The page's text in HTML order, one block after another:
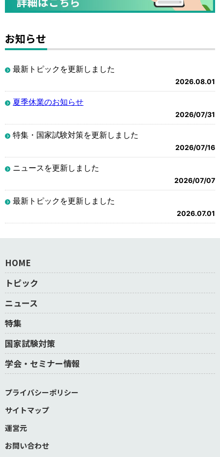
お知らせ
最新トピックを更新しました
2026.08.01
夏季休業のお知らせ
2026/07/31
特集・国家試験対策を更新しました
2026/07/16
ニュースを更新しました
2026/07/07
最新トピックを更新しました
2026.07.01
HOME
トピック
ニュース
特集
国家試験対策
学会・セミナー情報
プライバシーポリシー
サイトマップ
運営元
お問い合わせ